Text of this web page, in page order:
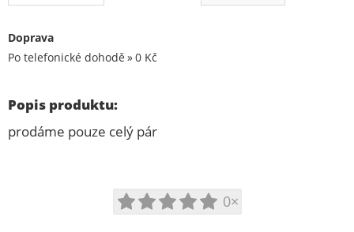
Doprava
Po telefonické dohodě
0 Kč
Popis produktu:
prodáme pouze celý pár
0×